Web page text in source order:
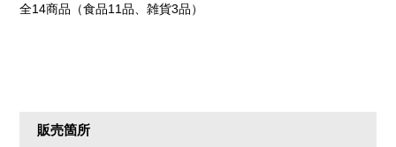
全14商品（食品11品、雑貨3品）
販売箇所